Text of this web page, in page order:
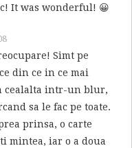
It was wonderful! 😀
Simt pe
din ce in ce mai
cealalta intr-un blur,
sa le fac pe toate.
prinsa, o carte
mintea, iar o a doua